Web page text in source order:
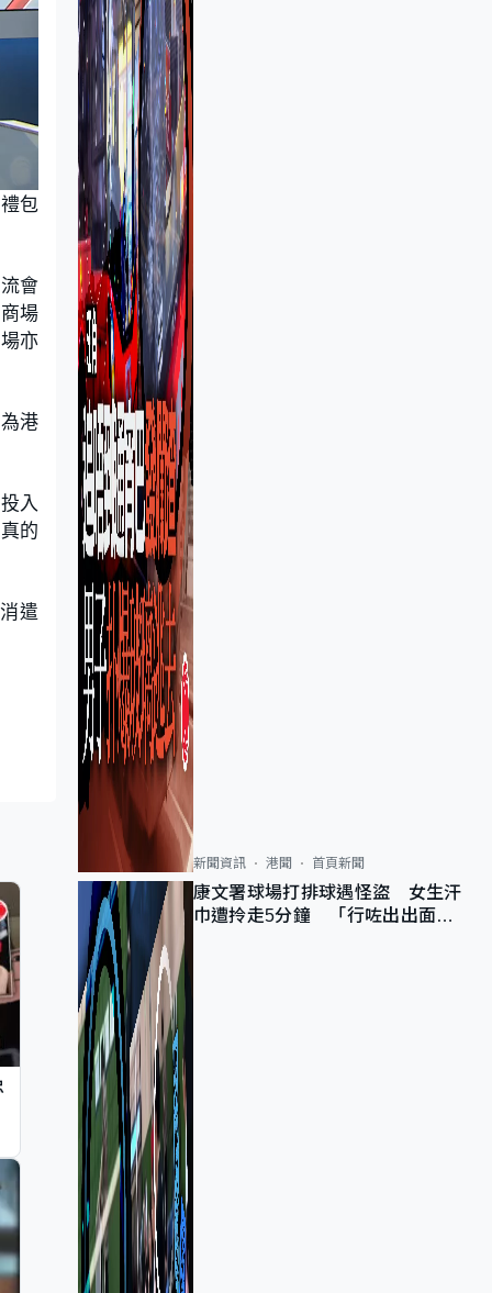
包
會
場
亦
港
入
的
遣
新聞資訊 港聞 首頁新聞
康文署球場打排球遇怪盜 女生汗
巾遭拎走5分鐘 「行咗出出面唔